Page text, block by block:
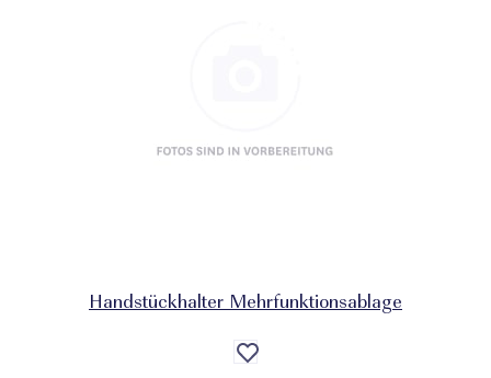
Handstückhalter Mehrfunktionsablage
Auf
die